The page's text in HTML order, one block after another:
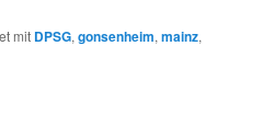
mit DPSG, gonsenheim, mainz,